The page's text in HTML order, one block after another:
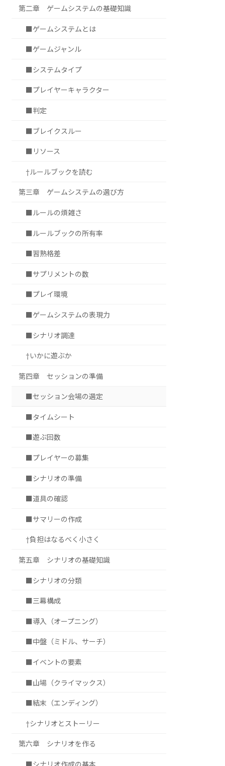
第二章 ゲームシステムの基礎知識
■ゲームシステムとは
■ゲームジャンル
■システムタイプ
■プレイヤーキャラクター
■判定
■ブレイクスルー
■リソース
†ルールブックを読む
第三章 ゲームシステムの選び方
■ルールの煩雑さ
■ルールブックの所有率
■習熟格差
■サプリメントの数
■プレイ環境
■ゲームシステムの表現力
■シナリオ調達
†いかに遊ぶか
第四章 セッションの準備
■セッション会場の選定
■タイムシート
■遊ぶ回数
■プレイヤーの募集
■シナリオの準備
■道具の確認
■サマリーの作成
†負担はなるべく小さく
第五章 シナリオの基礎知識
■シナリオの分類
■三幕構成
■導入（オープニング）
■中盤（ミドル、サーチ）
■イベントの要素
■山場（クライマックス）
■結末（エンディング）
†シナリオとストーリー
第六章 シナリオを作る
■シナリオ作成の基本